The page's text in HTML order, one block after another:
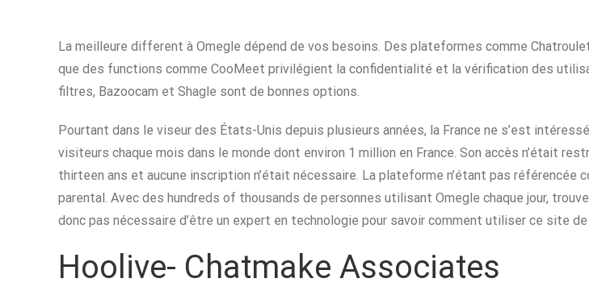
La meilleure different à Omegle dépend de vos besoins. Des plateformes comme
que des functions comme CooMeet privilégient la confidentialité et la vérification des
filtres, Bazoocam et Shagle sont de bonnes options.
Pourtant dans le viseur des États-Unis depuis plusieurs années, la France ne s’est
visiteurs chaque mois dans le monde dont environ 1 million en France. Son accès n’était
thirteen ans et aucune inscription n’était nécessaire. La plateforme n’étant pas
parental. Avec des hundreds of thousands de personnes utilisant Omegle chaque jour,
donc pas nécessaire d’être un expert en technologie pour savoir comment utiliser ce site
Hoolive- Chatmake Associates